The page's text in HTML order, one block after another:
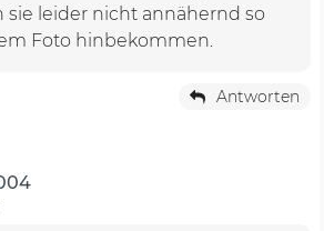
sie leider nicht annähernd so
Foto hinbekommen.
Antworten